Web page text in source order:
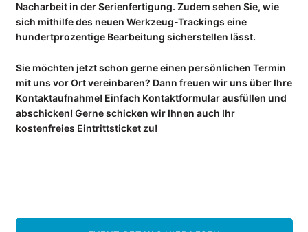
Partner
Jobs
INFOCENTER
Wiki: Laserprojektion
Wiki: Videoprojektion
Wiki: Digitale Werkerführung
Nacharbeit in der Serienfertigung. Zudem sehen Sie, wie
sich mithilfe des neuen Werkzeug-Trackings eine
hundertprozentige Bearbeitung sicherstellen lässt.
Sie möchten jetzt schon gerne einen persönlichen Termin
mit uns vor Ort vereinbaren? Dann freuen wir uns über Ihre
Kontaktaufnahme! Einfach Kontaktformular ausfüllen und
abschicken! Gerne schicken wir Ihnen auch Ihr
kostenfreies Eintrittsticket zu!